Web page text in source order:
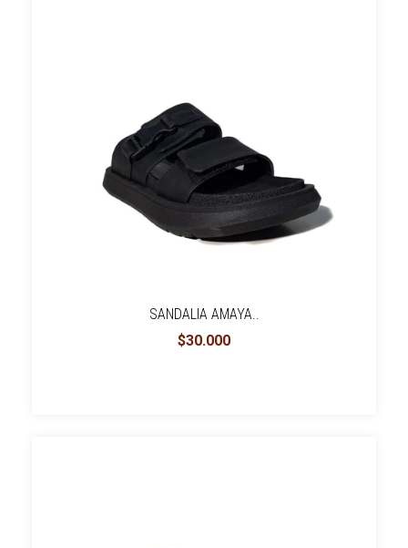
SANDALIA AMAYA..
$30.000